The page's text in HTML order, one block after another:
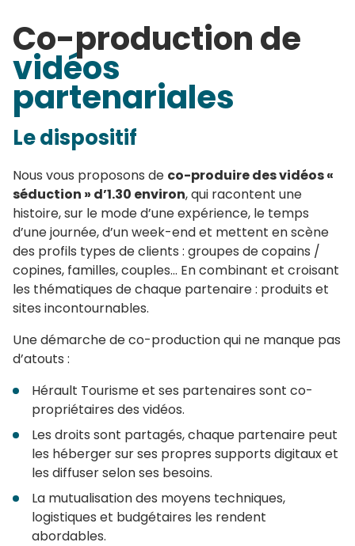
Co-production de
vidéos
partenariales
Ledispositif
Nous vous proposons de co-produire des vidéos «
séduction » d’1.30 environ, qui racontent une
histoire, sur le mode d’une expérience, le temps
d’une journée, d’un week-end et mettent en scène
des profils types de clients : groupes de copains /
copines, familles, couples… En combinant et croisant
les thématiques de chaque partenaire : produits et
sites incontournables.
Une démarche de co-production qui ne manque pas
d’atouts :
Hérault Tourisme et ses partenaires sont co-
propriétaires des vidéos.
Les droits sont partagés, chaque partenaire peut
les héberger sur ses propres supports digitaux et
les diffuser selon ses besoins.
La mutualisation des moyens techniques,
logistiques et budgétaires les rendent
abordables.